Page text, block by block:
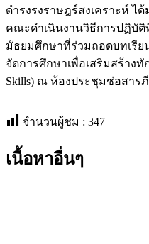
ดำรงรงราษฎร์สงเคราะห์ ไ
คณะดำเนินงานวิธีการปฏิบัติที่
มัธยมศึกษาที่ร่วมถอดบทเรีย
จัดการศึกษาเพื่อเสริมสร้างทั
Skills) ณ ห้องประชุมช่อสารภี
จำนวนผู้ชม : 347
เนื้อหาอื่นๆ